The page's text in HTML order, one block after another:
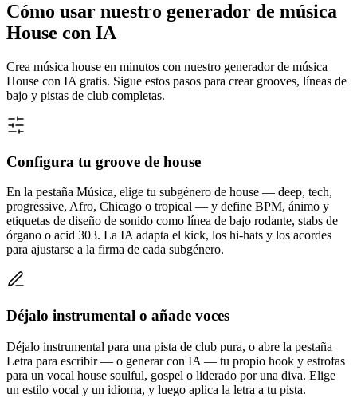
Cómo usar nuestro generador de música
House con IA
Crea música house en minutos con nuestro generador de música
House con IA gratis. Sigue estos pasos para crear grooves, líneas de
bajo y pistas de club completas.
Configura tu groove de house
En la pestaña Música, elige tu subgénero de house — deep, tech,
progressive, Afro, Chicago o tropical — y define BPM, ánimo y
etiquetas de diseño de sonido como línea de bajo rodante, stabs de
órgano o acid 303. La IA adapta el kick, los hi-hats y los acordes
para ajustarse a la firma de cada subgénero.
Déjalo instrumental o añade voces
Déjalo instrumental para una pista de club pura, o abre la pestaña
Letra para escribir — o generar con IA — tu propio hook y estrofas
para un vocal house soulful, gospel o liderado por una diva. Elige
un estilo vocal y un idioma, y luego aplica la letra a tu pista.